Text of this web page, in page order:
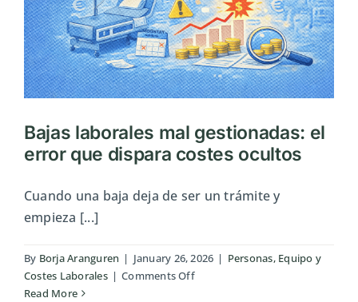
Bajas laborales mal gestionadas: el
error que dispara costes ocultos
Cuando una baja deja de ser un trámite y
empieza [...]
By Borja Aranguren | January 26, 2026 | Personas, Equipo y
Costes Laborales | Comments Offon
Read More